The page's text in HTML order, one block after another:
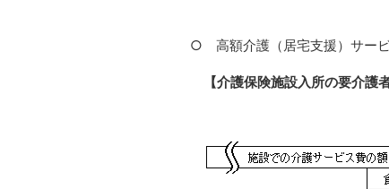
利用者負担
○ 高額介護（居宅支援）サー
【介護保険施設入所の要介護